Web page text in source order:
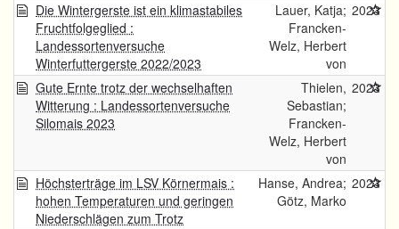
Die Wintergerste ist ein klimastabiles
Fruchtfolgeglied :
Landessortenversuche
Winterfuttergerste 2022/2023
Lauer, Katja;
Francken-
Welz, Herbert
von
2023
Gute Ernte trotz der wechselhaften
Witterung : Landessortenversuche
Silomais 2023
Thielen,
Sebastian;
Francken-
Welz, Herbert
von
2023
Höchsterträge im LSV Körnermais :
hohen Temperaturen und geringen
Niederschlägen zum Trotz
Hanse, Andrea;
Götz, Marko
2023